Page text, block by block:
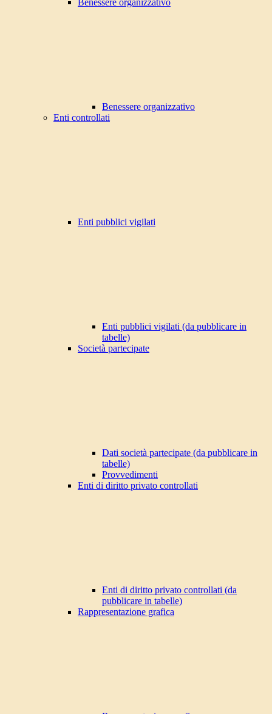
Benessere organizzativo
Benessere organizzativo
Enti controllati
Enti pubblici vigilati
Enti pubblici vigilati (da pubblicare in
tabelle)
Società partecipate
Dati società partecipate (da pubblicare in
tabelle)
Provvedimenti
Enti di diritto privato controllati
Enti di diritto privato controllati (da
pubblicare in tabelle)
Rappresentazione grafica